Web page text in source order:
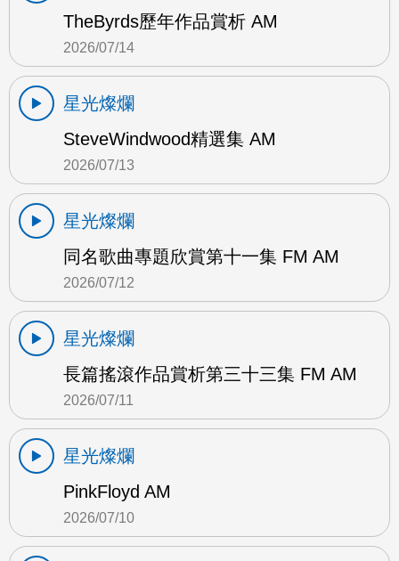
TheByrds歷年作品賞析 AM
2026/07/14
星光燦爛
SteveWindwood精選集 AM
2026/07/13
星光燦爛
同名歌曲專題欣賞第十一集 FM AM
2026/07/12
星光燦爛
長篇搖滾作品賞析第三十三集 FM AM
2026/07/11
星光燦爛
PinkFloyd AM
2026/07/10